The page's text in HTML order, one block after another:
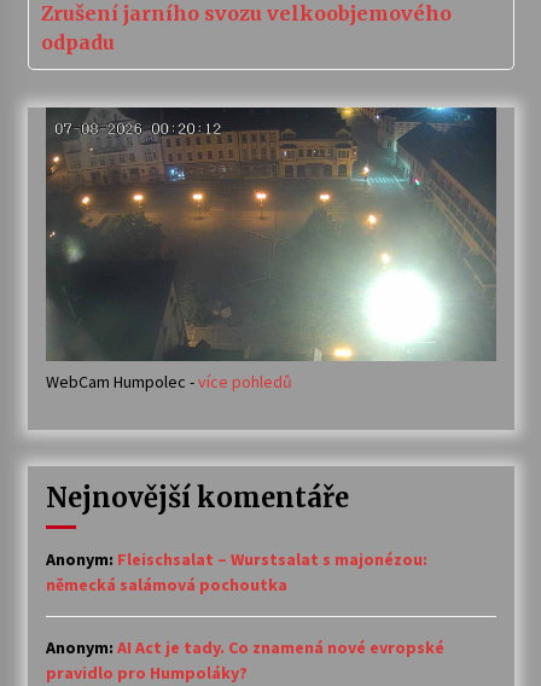
Zrušení jarního svozu velkoobjemového
odpadu
WebCam Humpolec -více pohledů
Nejnovější komentáře
Anonym: Fleischsalat – Wurstsalat s majonézou:
německá salámová pochoutka
Anonym: AI Act je tady. Co znamená nové evropské
pravidlo pro Humpoláky?